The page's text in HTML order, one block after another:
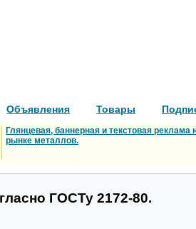
Объявления Товары
Глянцевая, баннерная и текстовая реклама
рынке металлов.
ГОСТу 2172-80.